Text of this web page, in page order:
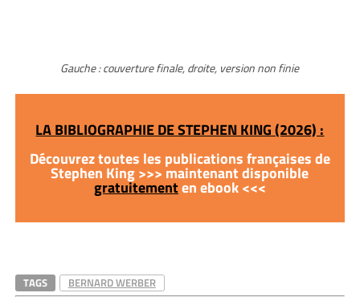
Gauche : couverture finale, droite, version non finie
LA BIBLIOGRAPHIE DE STEPHEN KING (2026) :
Découvrez toutes les publications françaises de
Stephen King >>> maintenant disponible
gratuitementen ebook <<<
TAGS BERNARD WERBER